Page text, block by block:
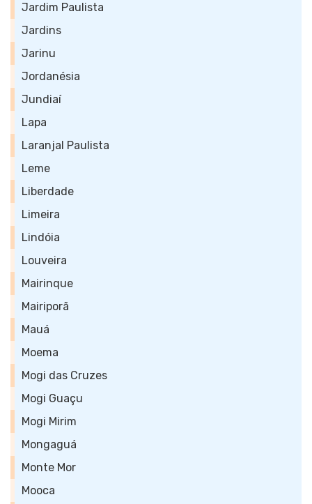
Jardim Paulista
Jardins
Jarinu
Jordanésia
Jundiaí
Lapa
Laranjal Paulista
Leme
Liberdade
Limeira
Lindóia
Louveira
Mairinque
Mairiporã
Mauá
Moema
Mogi das Cruzes
Mogi Guaçu
Mogi Mirim
Mongaguá
Monte Mor
Mooca